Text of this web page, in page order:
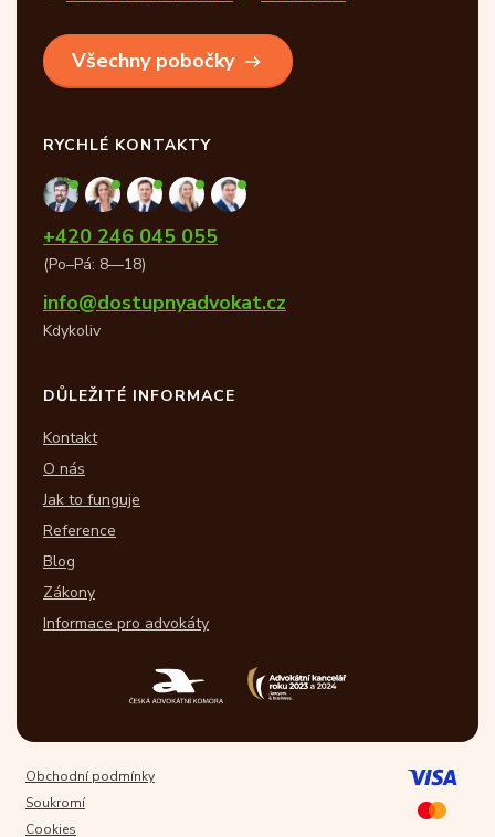
Všechny pobočky
RYCHLÉ KONTAKTY
+420 246 045 055
(Po–Pá: 8—18)
info@dostupnyadvokat.cz
Kdykoliv
DŮLEŽITÉ INFORMACE
Kontakt
O nás
Jak to funguje
Reference
Blog
Zákony
Informace pro advokáty
Obchodní podmínky
Soukromí
Cookies